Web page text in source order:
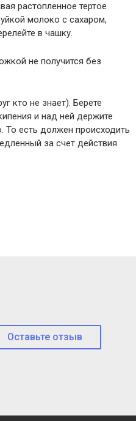
растопленное тертое
молоко с сахаром,
в чашку.
не получится без
кто не знает). Берете
и над ней держите
То есть должен происходить
за счет действия
Оставьте отзыв